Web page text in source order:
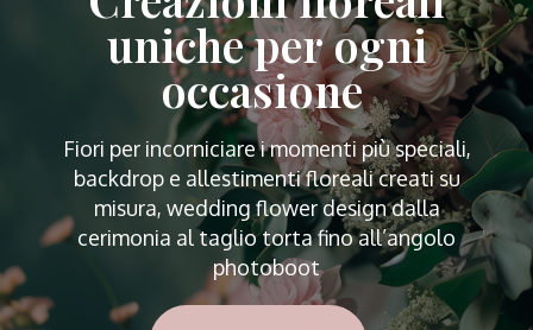
uniche per ogni
occasione
Fiori per incorniciare i momenti più speciali,
backdrop e allestimenti floreali creati su
misura, wedding flower design dalla
cerimonia al taglio torta fino all’angolo
photoboot